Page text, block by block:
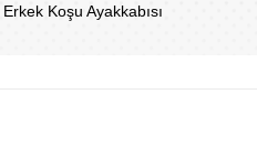
Koşu Ayakkabısı